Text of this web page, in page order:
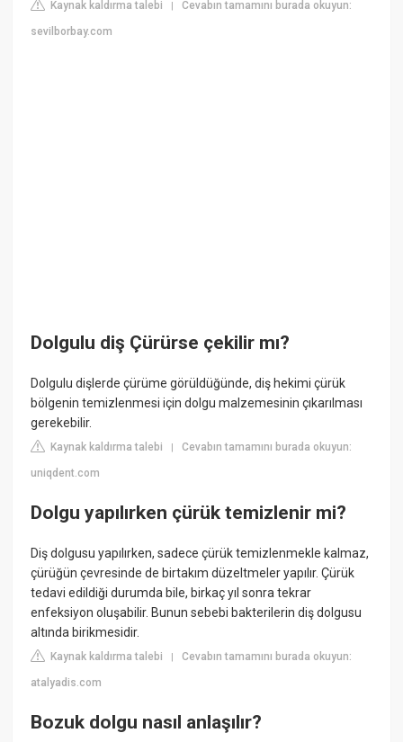
Kaynak kaldırma talebi |Cevabın tamamını burada okuyun:
sevilborbay.com
Dolgulu diş Çürürse çekilir mı?
Dolgulu dişlerde çürüme görüldüğünde, diş hekimi çürük
bölgenin temizlenmesi için dolgu malzemesinin çıkarılması
gerekebilir.
Kaynak kaldırma talebi |Cevabın tamamını burada okuyun:
uniqdent.com
Dolgu yapılırken çürük temizlenir mi?
Diş dolgusu yapılırken, sadece çürük temizlenmekle kalmaz,
çürüğün çevresinde de birtakım düzeltmeler yapılır. Çürük
tedavi edildiği durumda bile, birkaç yıl sonra tekrar
enfeksiyon oluşabilir. Bunun sebebi bakterilerin diş dolgusu
altında birikmesidir.
Kaynak kaldırma talebi |Cevabın tamamını burada okuyun:
atalyadis.com
Bozuk dolgu nasıl anlaşılır?